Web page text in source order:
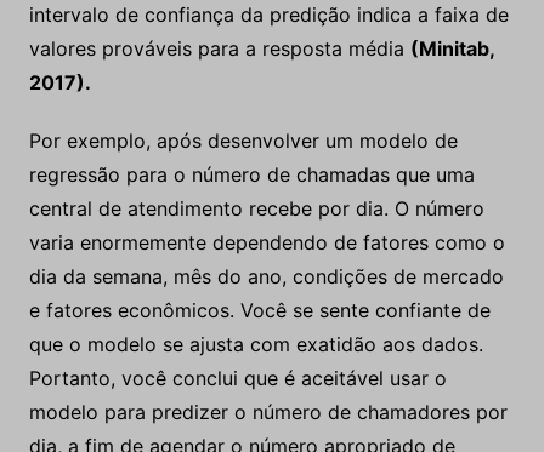
intervalo de confiança da predição indica a faixa de
valores prováveis para a resposta média (Minitab,
2017).
Por exemplo, após desenvolver um modelo de
regressão para o número de chamadas que uma
central de atendimento recebe por dia. O número
varia enormemente dependendo de fatores como o
dia da semana, mês do ano, condições de mercado
e fatores econômicos. Você se sente confiante de
que o modelo se ajusta com exatidão aos dados.
Portanto, você conclui que é aceitável usar o
modelo para predizer o número de chamadores por
dia, a fim de agendar o número apropriado de